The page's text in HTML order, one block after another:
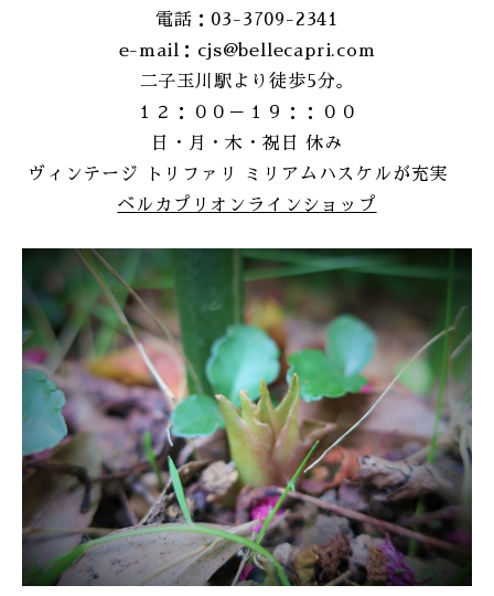
電話：03-3709-2341
e-mail：cjs@bellecapri.com
二子玉川駅より徒歩5分。
１２：００－１９：：００
日・月・木・祝日 休み
ヴィンテージ トリファリ ミリアムハスケルが充実
ベルカプリオンラインショップ